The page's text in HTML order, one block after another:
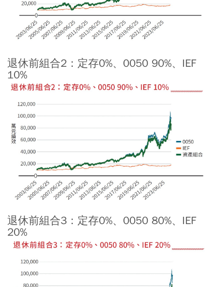
退休前組合2：定存0%、0050 90%、IEF
10%
退休前組合3：定存0%、0050 80%、IEF
20%